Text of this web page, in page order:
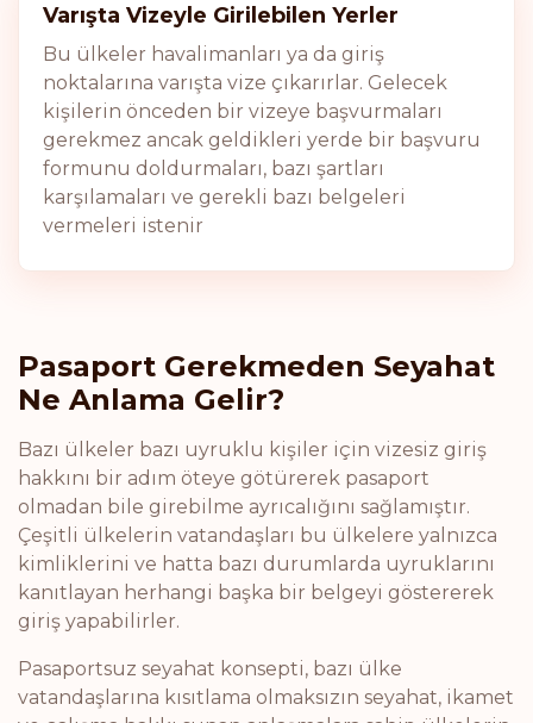
Varışta Vizeyle Girilebilen Yerler
Bu ülkeler havalimanları ya da giriş
noktalarına varışta vize çıkarırlar. Gelecek
kişilerin önceden bir vizeye başvurmaları
gerekmez ancak geldikleri yerde bir başvuru
formunu doldurmaları, bazı şartları
karşılamaları ve gerekli bazı belgeleri
vermeleri istenir
Pasaport Gerekmeden Seyahat
Ne Anlama Gelir?
Bazı ülkeler bazı uyruklu kişiler için vizesiz giriş
hakkını bir adım öteye götürerek pasaport
olmadan bile girebilme ayrıcalığını sağlamıştır.
Çeşitli ülkelerin vatandaşları bu ülkelere yalnızca
kimliklerini ve hatta bazı durumlarda uyruklarını
kanıtlayan herhangi başka bir belgeyi göstererek
giriş yapabilirler.
Pasaportsuz seyahat konsepti, bazı ülke
vatandaşlarına kısıtlama olmaksızın seyahat, ikamet